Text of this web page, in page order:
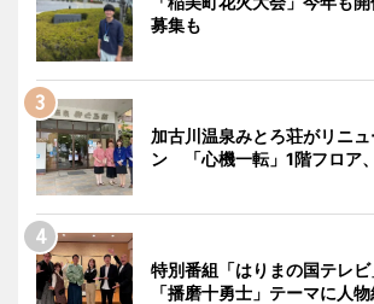
募集も
加古川温泉みとろ荘がリニ
ン 「心機一転」1階フロア
特別番組「はりまの国テレ
「播磨十勇士」テーマに人